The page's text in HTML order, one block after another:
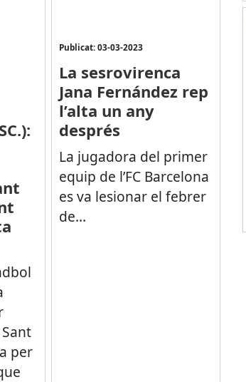
per
Publicat: 03-03-2023
La sesrovirenca
Jana Fernández rep
l’alta un any
després
La jugadora del primer
equip de l’FC Barcelona
es va lesionar el febrer
de...